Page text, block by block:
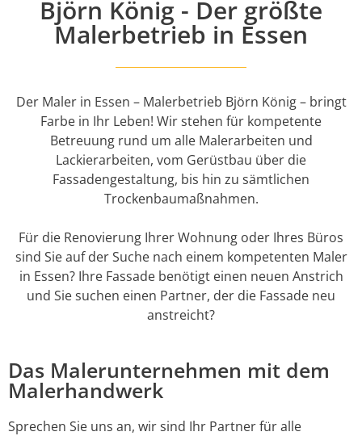
Björn König - Der größte
Malerbetrieb in Essen
Der Maler in Essen – Malerbetrieb Björn König – bringt
Farbe in Ihr Leben! Wir stehen für kompetente
Betreuung rund um alle Malerarbeiten und
Lackierarbeiten, vom Gerüstbau über die
Fassadengestaltung, bis hin zu sämtlichen
Trockenbaumaßnahmen.
Für die Renovierung Ihrer Wohnung oder Ihres Büros
sind Sie auf der Suche nach einem kompetenten Maler
in Essen? Ihre Fassade benötigt einen neuen Anstrich
und Sie suchen einen Partner, der die Fassade neu
anstreicht?
Das Malerunternehmen mit dem
Malerhandwerk
Sprechen Sie uns an, wir sind Ihr Partner für alle